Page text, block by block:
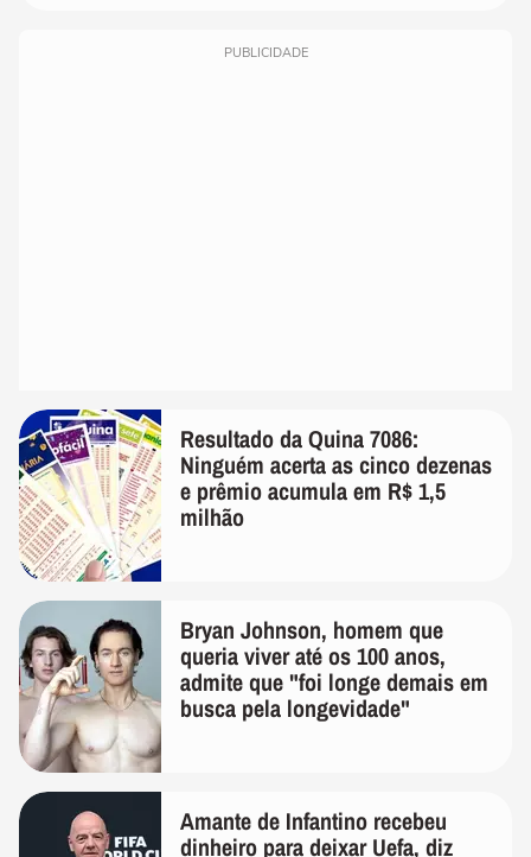
PUBLICIDADE
Resultado da Quina 7086:
Ninguém acerta as cinco dezenas
e prêmio acumula em R$ 1,5
milhão
Bryan Johnson, homem que
queria viver até os 100 anos,
admite que "foi longe demais em
busca pela longevidade"
Amante de Infantino recebeu
dinheiro para deixar Uefa, diz